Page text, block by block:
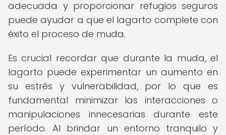
adecuada y proporcionar refugios seguros
puede ayudar a que el lagarto complete con
éxito el proceso de muda.
Es crucial recordar que durante la muda, el
lagarto puede experimentar un aumento en
su estrés y vulnerabilidad, por lo que es
fundamental minimizar las interacciones o
manipulaciones innecesarias durante este
período. Al brindar un entorno tranquilo y